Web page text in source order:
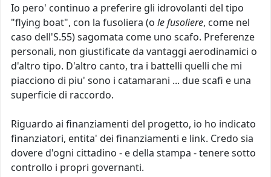
Io pero' continuo a preferire gli idrovolanti del tipo
"flying boat", con la fusoliera (o le fusoliere, come nel
caso dell'S.55) sagomata come uno scafo. Preferenze
personali, non giustificate da vantaggi aerodinamici o
d'altro tipo. D'altro canto, tra i battelli quelli che mi
piacciono di piu' sono i catamarani ... due scafi e una
superficie di raccordo.
Riguardo ai finanziamenti del progetto, io ho indicato
finanziatori, entita' dei finanziamenti e link. Credo sia
dovere d'ogni cittadino - e della stampa - tenere sotto
controllo i propri governanti.